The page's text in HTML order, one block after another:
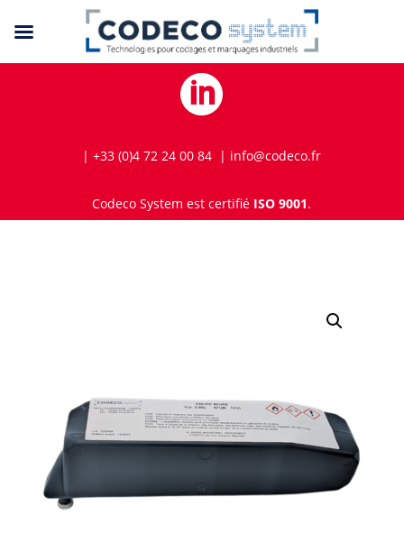

| +33 (0)4 72 24 00 84 | info@codeco.fr
Codeco System est certifié ISO 9001.